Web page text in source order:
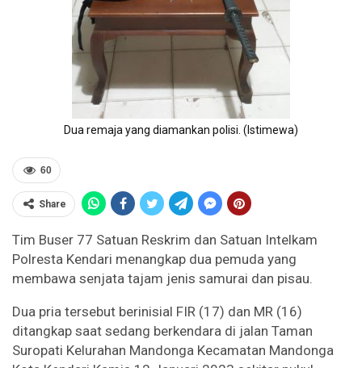
Dua remaja yang diamankan polisi. (Istimewa)
60
Share
Tim Buser 77 Satuan Reskrim dan Satuan Intelkam
Polresta Kendari menangkap dua pemuda yang
membawa senjata tajam jenis samurai dan pisau.
Dua pria tersebut berinisial FIR (17) dan MR (16)
ditangkap saat sedang berkendara di jalan Taman
Suropati Kelurahan Mandonga Kecamatan Mandonga